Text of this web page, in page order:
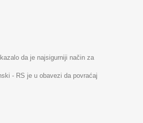
da je najsigurniji način za
- RS je u obavezi da povraćaj